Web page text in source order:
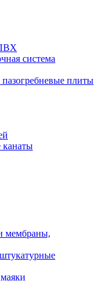
система
плиты
канаты
мембраны,